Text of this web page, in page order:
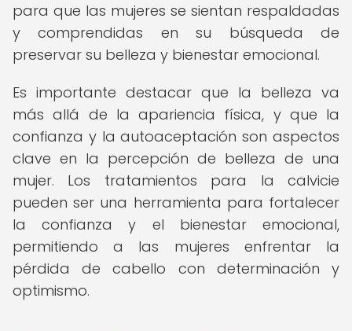
para que las mujeres se sientan respaldadas
y comprendidas en su búsqueda de
preservar su belleza y bienestar emocional.
Es importante destacar que la belleza va
más allá de la apariencia física, y que la
confianza y la autoaceptación son aspectos
clave en la percepción de belleza de una
mujer. Los tratamientos para la calvicie
pueden ser una herramienta para fortalecer
la confianza y el bienestar emocional,
permitiendo a las mujeres enfrentar la
pérdida de cabello con determinación y
optimismo.